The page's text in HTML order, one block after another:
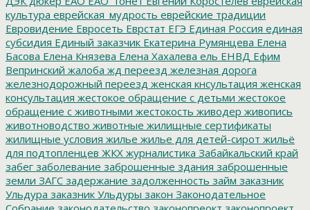
культура еврейская_мудрость еврейские традиции
Евровидение Евросеть Еврстат ЕГЭ Единая Россия единая
субсидия Единый заказчик Екатерина Румянцева Елена
Басова Елена Князева Елена Хахалева ель ЕНВД Ефим
Вепринский жалоба жд переезд железная дорога
железнодорожный переезд женская кнсультация женская
консультация жестокое обращение с детьми жестокое
обращение с животными жестокость живодер живопись
животноводство животные жилищные сертификаты
жилищные условия жилье жилье для детей-сирот жильё
для подтопленцев ЖКХ журналистика Забайкальский край
забег заболевание заброшенные здания заброшенные
земли ЗАГС задержание задолженность займ заказник
Ульдура заказник Ульдуры закон Законодательное